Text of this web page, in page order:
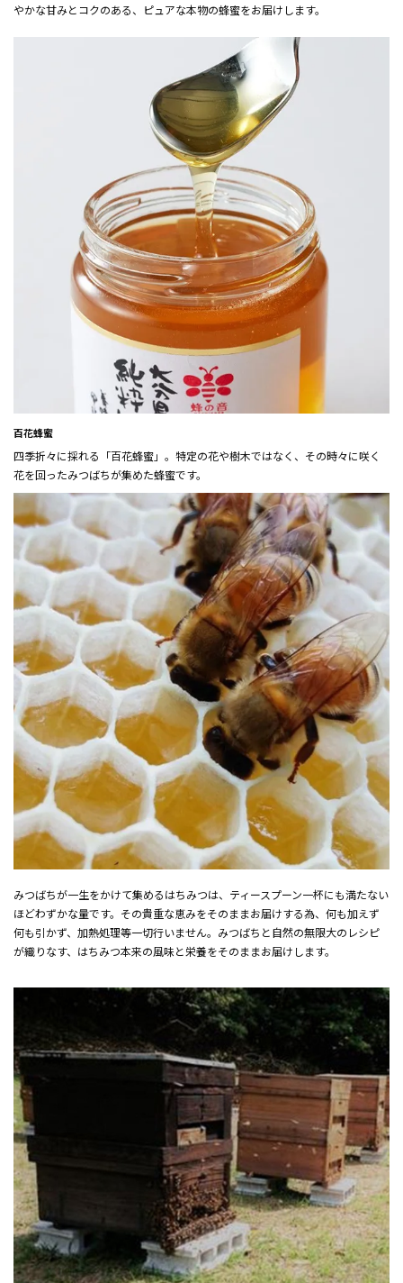
やかな甘みとコクのある、ピュアな本物の蜂蜜をお届けします。
百花蜂蜜
四季折々に採れる「百花蜂蜜」。特定の花や樹木ではなく、その時々に咲く
花を回ったみつばちが集めた蜂蜜です。
みつばちが一生をかけて集めるはちみつは、ティースプーン一杯にも満たない
ほどわずかな量です。その貴重な恵みをそのままお届けする為、何も加えず
何も引かず、加熱処理等一切行いません。みつばちと自然の無限大のレシピ
が織りなす、はちみつ本来の風味と栄養をそのままお届けします。